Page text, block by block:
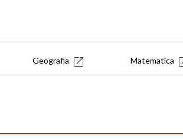
Geografia Matematica